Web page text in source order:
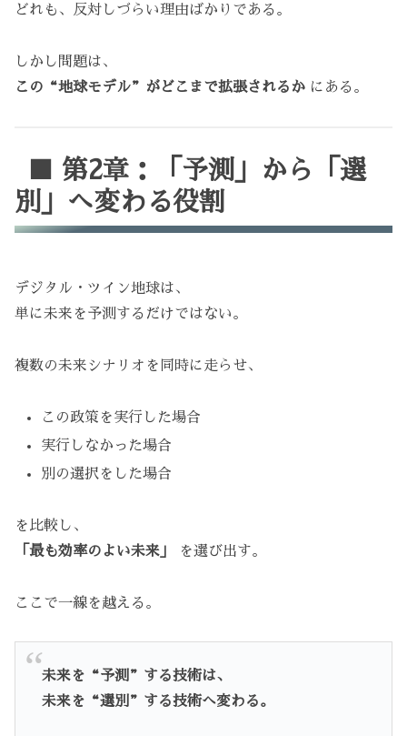
どれも、反対しづらい理由ばかりである。
しかし問題は、
この“地球モデル”がどこまで拡張されるか にある。
■ 第2章：「予測」から「選
別」へ変わる役割
デジタル・ツイン地球は、
単に未来を予測するだけではない。
複数の未来シナリオを同時に走らせ、
この政策を実行した場合
実行しなかった場合
別の選択をした場合
を比較し、
「最も効率のよい未来」
を選び出す。
ここで一線を越える。
未来を“予測”する技術は、
未来を“選別”する技術へ変わる。